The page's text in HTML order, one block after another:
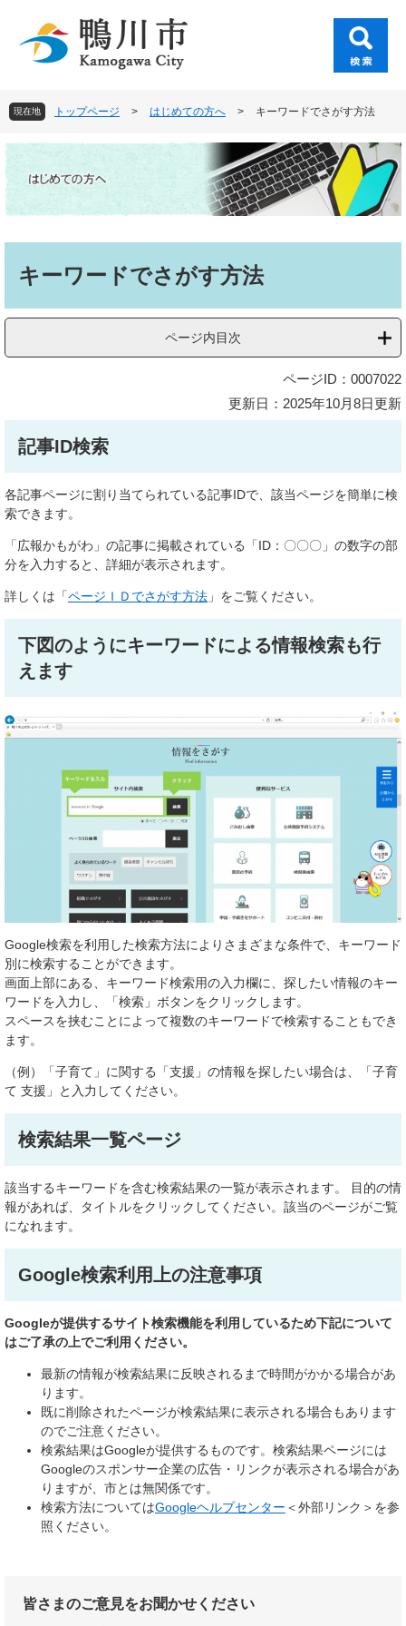
頭
で
す
飛
ば
し
本
文
へ
現在地 トップページ > はじめての方へ > キーワードでさがす方法
キーワードでさがす方法
ページ内目次
ページID：0007022
更新日：2025年10月8日更新
記事ID検索
各記事ページに割り当てられている記事IDで、該当ページを簡単に検
索できます。
「広報かもがわ」の記事に掲載されている「ID：〇〇〇」の数字の部
分を入力すると、詳細が表示されます。
詳しくは「ページＩＤでさがす方法 」をご覧ください。
下図のようにキーワードによる情報検索も行
えます
Google検索を利用した検索方法によりさまざまな条件で、キーワード
別に検索することができます。
画面上部にある、キーワード検索用の入力欄に、探したい情報のキー
ワードを入力し、「検索」ボタンをクリックします。
スペースを挟むことによって複数のキーワードで検索することもでき
ます。
（例）「子育て」に関する「支援」の情報を探したい場合は、「子育
て 支援」と入力してください。
検索結果一覧ページ
該当するキーワードを含む検索結果の一覧が表示されます。 目的の情
報があれば、タイトルをクリックしてください。該当のページがご覧
になれます。
Google検索利用上の注意事項
Googleが提供するサイト検索機能を利用しているため下記について
はご了承の上でご利用ください。
最新の情報が検索結果に反映されるまで時間がかかる場合があ
ります。
既に削除されたページが検索結果に表示される場合もあります
のでご注意ください。
検索結果はGoogleが提供するものです。検索結果ページには
Googleのスポンサー企業の広告・リンクが表示される場合があ
りますが、市とは無関係です。
検索方法についてはGoogleヘルプセンター ＜外部リンク＞ を参
照ください。
皆さまのご意見をお聞かせください